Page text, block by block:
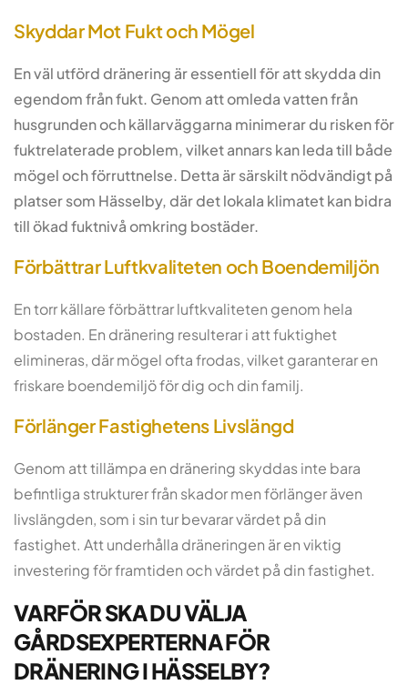
Skyddar Mot Fukt och Mögel
En väl utförd dränering är essentiell för att skydda din
egendom från fukt. Genom att omleda vatten från
husgrunden och källarväggarna minimerar du risken för
fuktrelaterade problem, vilket annars kan leda till både
mögel och förruttnelse. Detta är särskilt nödvändigt på
platser som Hässelby, där det lokala klimatet kan bidra
till ökad fuktnivå omkring bostäder.
Förbättrar Luftkvaliteten och Boendemiljön
En torr källare förbättrar luftkvaliteten genom hela
bostaden. En dränering resulterar i att fuktighet
elimineras, där mögel ofta frodas, vilket garanterar en
friskare boendemiljö för dig och din familj.
Förlänger Fastighetens Livslängd
Genom att tillämpa en dränering skyddas inte bara
befintliga strukturer från skador men förlänger även
livslängden, som i sin tur bevarar värdet på din
fastighet. Att underhålla dräneringen är en viktig
investering för framtiden och värdet på din fastighet.
VARFÖR SKA DU VÄLJA
GÅRDSEXPERTERNA FÖR
DRÄNERING I HÄSSELBY?